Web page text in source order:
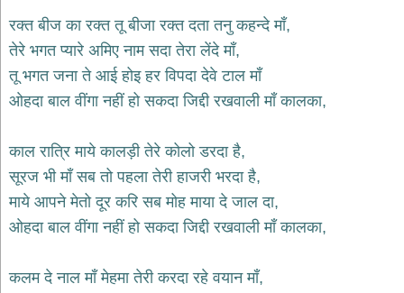
भजन
krishna
bhajans
शिव
भजन
हनुमान
भजन
hanuman
bhajans
साईं
bhajans
रक्त बीज का रक्त तू बीजा रक्त दता तनु कहन्दे माँ,
तेरे भगत प्यारे अमिए नाम सदा तेरा लेंदे माँ,
तू भगत जना ते आई होइ हर विपदा देवे टाल माँ
ओहदा बाल वींगा नहीं हो सकदा जिद्दी रखवाली माँ कालका,
काल रात्रि माये कालड़ी तेरे कोलो डरदा है,
सूरज भी माँ सब तो पहला तेरी हाजरी भरदा है,
माये आपने मेतो दूर करि सब मोह माया दे जाल दा,
ओहदा बाल वींगा नहीं हो सकदा जिद्दी रखवाली माँ कालका,
कलम दे नाल माँ मेहमा तेरी करदा रहे वयान माँ,